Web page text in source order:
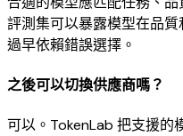
評測集可以暴露模型在品
過早依賴錯誤選擇。
之後可以切換供應商嗎？
可以。TokenLab 把支援的